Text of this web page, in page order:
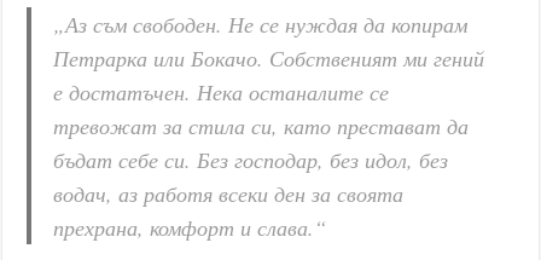
„Аз съм свободен. Не се нуждая да копирам
Петрарка или Бокачо. Собственият ми гений
е достатъчен. Нека останалите се
тревожат за стила си, като престават да
бъдат себе си. Без господар, без идол, без
водач, аз работя всеки ден за своята
прехрана, комфорт и слава.“